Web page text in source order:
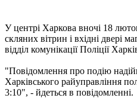
У центрі Харкова вночі 18
скляних вітрин і вхідні двері
відділ комунікації Поліції
"Повідомлення про подію
Харківського райуправління
3:10", - йдеться в повідомленні.